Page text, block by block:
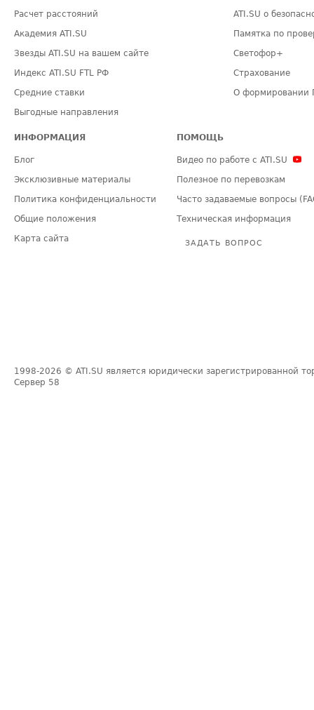
Расчет расстояний
Академия ATI.SU
Звезды ATI.SU на вашем сайте
Индекс ATI.SU FTL РФ
Средние ставки
Выгодные направления
ATI.SU о
Памятка по
Светофор+
Страхование
О формировании
ИНФОРМАЦИЯ
Блог
Эксклюзивные материалы
Политика конфиденциальности
Общие положения
Карта сайта
ПОМОЩЬ
Видео по работе с ATI.SU
Полезное по перевозкам
Часто задаваемые вопросы
Техническая информация
ЗАДАТЬ ВОПРОС
1998-2026 © ATI.SU является юридически зарегистрированной
Сервер 58